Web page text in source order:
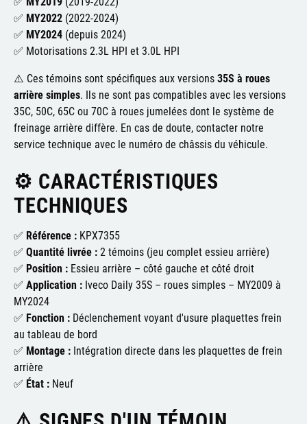
✅ MY2022 (2022-2024)
✅ MY2024 (depuis 2024)
✅ Motorisations 2.3L HPI et 3.0L HPI
⚠️ Ces témoins sont spécifiques aux versions35S à roues
arrière simples. Ils ne sont pas compatibles avec les versions
35C, 50C, 65C ou 70C à roues jumelées dont le système de
freinage arrière diffère. En cas de doute, contacter notre
service technique avec le numéro de châssis du véhicule.
⚙️ CARACTÉRISTIQUES
TECHNIQUES
✅ Référence : KPX7355
✅ Quantité livrée :2 témoins (jeu complet essieu arrière)
✅ Position : Essieu arrière – côté gauche et côté droit
✅ Application : Iveco Daily 35S – roues simples – MY2009 à
MY2024
✅ Fonction : Déclenchement voyant d'usure plaquettes frein
au tableau de bord
✅ Montage : Intégration directe dans les plaquettes de frein
arrière
✅ État : Neuf